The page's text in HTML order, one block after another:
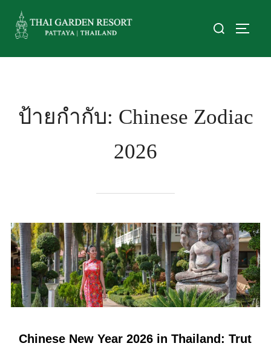
ป้ายกำกับ: Chinese Zodiac
2026
Chinese New Year 2026 in Thailand: Trut